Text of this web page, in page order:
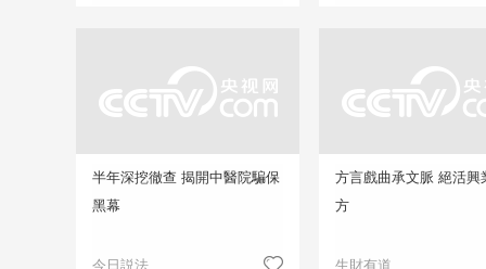
半年深挖徹查 揭開中醫院騙保
黑幕
今日説法
方言戲曲承文脈 絕活興
方
生財有道